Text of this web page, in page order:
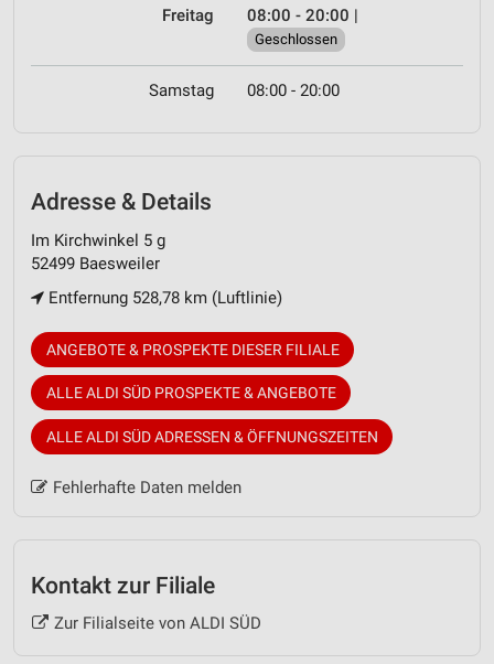
Freitag 08:00 - 20:00 |
Geschlossen
Samstag 08:00 - 20:00
Adresse & Details
Im Kirchwinkel 5 g
52499 Baesweiler
Entfernung 528,78 km (Luftlinie)
ANGEBOTE & PROSPEKTE DIESER FILIALE
ALLE ALDI SÜD PROSPEKTE & ANGEBOTE
ALLE ALDI SÜD ADRESSEN & ÖFFNUNGSZEITEN
Fehlerhafte Daten melden
Kontakt zur Filiale
Zur Filialseite von ALDI SÜD